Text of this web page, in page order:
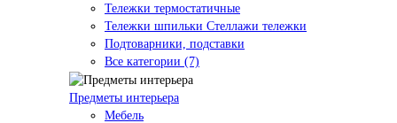
Тележки термостатичные
Тележки шпильки Стеллажи тележки
Подтоварники, подставки
Все категории (7)
Предметы интерьера
Мебель